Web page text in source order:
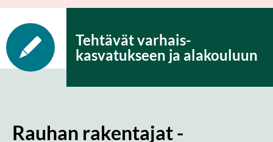
Tehtävät varhais­
kasvatukseen ja alakouluun
Rauhan rakentajat -